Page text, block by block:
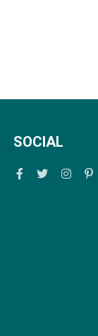
SOCIAL
Facebook
Twitter